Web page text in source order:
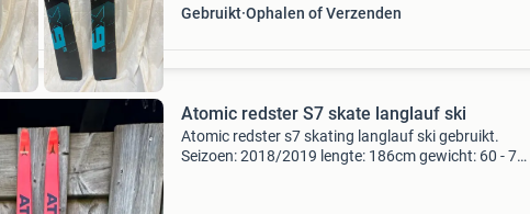
Gebruikt Ophalen of Verzenden
Atomic redster S7 skate langlauf ski
Atomic redster s7 skating langlauf ski gebruikt.
Seizoen: 2018/2019 lengte: 186cm gewicht: 60 - 75